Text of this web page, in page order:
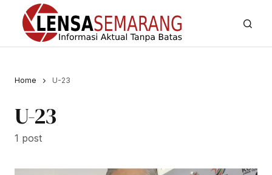
Home U-23
U-23
1 post